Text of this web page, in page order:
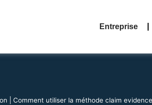
Entreprise
Comment utiliser la méthode claim